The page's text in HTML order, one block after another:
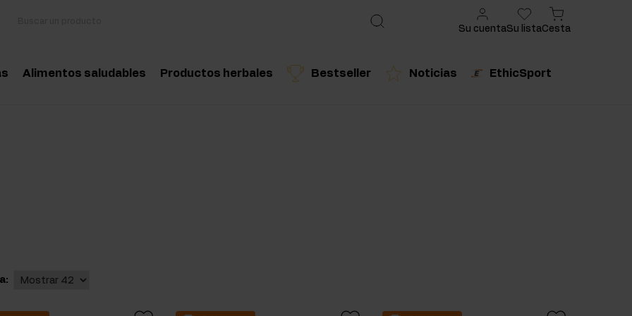
Alimentos saludables Productos herbales Bestseller Noticias EthicSport
Su cuentaSu listaCesta